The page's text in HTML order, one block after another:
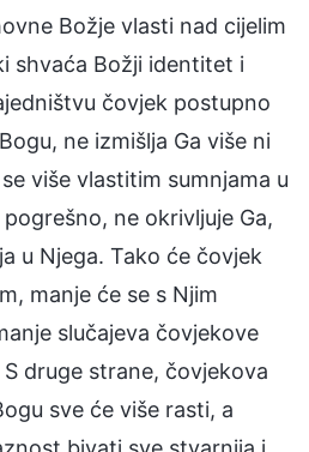
Božje vlasti nad cijelim
shvaća Božji identitet i
čovjek postupno
ne izmišlja Ga više ni
više vlastitim sumnjama u
ne okrivljuje Ga,
u Njega. Tako će čovjek
manje će se s Njim
slučajeva čovjekove
druge strane, čovjekova
sve će više rasti, a